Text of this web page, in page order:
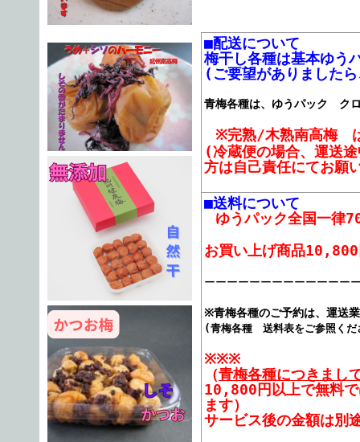
■配送について
梅干し各種は基本ゆう
(ご要望がありました
青梅各種は、ゆうパック ク
※完熟/木熟南高梅
(冷蔵便の場合、運送
方は自己責任にてお願
■送料について
ゆうパック全国一律
お買い上げ商品
ーーーーーーーーーーーーー
※青梅各種のご予約は、運送
(青梅各種 送料表をご参照く
※※※
（青梅各種につきまし
10,800円以上で無料で
ます）
サービス後の金額は別